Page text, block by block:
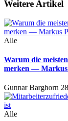
Weitere Artikel
Alle
Warum die
merken — Markus
Gunnar Barghorn
Alle